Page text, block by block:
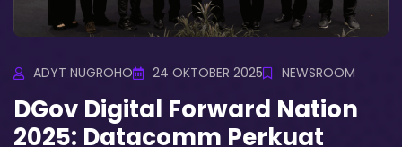
ADYT NUGROHO 24 OKTOBER 2025 NEWSROOM
DGov Digital Forward Nation
2025: Datacomm Perkuat